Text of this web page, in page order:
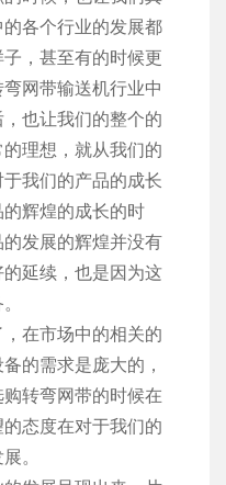
各个行业的发展都
，甚至有的时候更
网带输送机行业中
也让我们的整个的
理想，就从我们的
我们的产品的成长
辉煌的成长的时
发展的辉煌并没有
延续，也是因为这
在市场中的相关的
的需求是庞大的，
转弯网带的时候在
态度在对于我们的
。